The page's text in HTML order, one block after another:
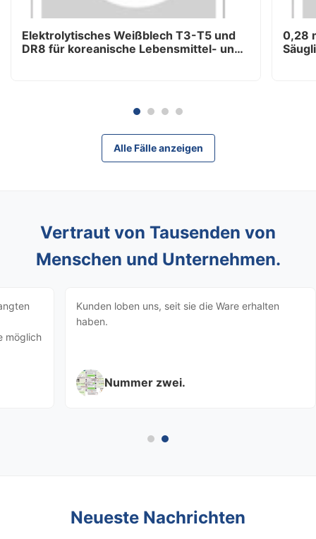
Elektrolytisches Weißblech T3-T5 und
DR8 für koreanische Lebensmittel- und
0,28
Alle Fälle anzeigen
Vertraut von Tausenden von
Menschen und Unternehmen.
möglich
Kunden loben uns, seit sie die Ware erhalten
haben.
Nummer zwei.
Neueste Nachrichten